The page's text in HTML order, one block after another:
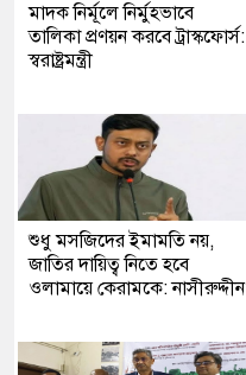
মাদক নির্মূলে নির্মুহভাবে
তালিকা প্রণয়ন করবে ট্রাস্কফোর্স:
স্বরাষ্ট্রমন্ত্রী
শুধু মসজিদের ইমামতি নয়,
জাতির দায়িত্ব নিতে হবে
ওলামায়ে কেরামকে: নাসীরুদ্দীন